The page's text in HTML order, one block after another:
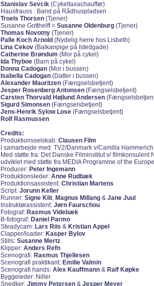
Stanislav Sevcik (Cykeltaxachauffør)
Hausfrauss : Band på Rådhuspladsen
Troels Thorsen (Tjener)
Susanne Gotthelff = Susanne Oldenburg (Tjener)
Thomas Novotny (Tjener)
Palle Koch Arnold (Nydelig herre hos Lisbeth)
Lina Cekov (Balkanpige på Istedgade)
Catherine Brøndum (Mor på cykel)
Ida Thyboe (Barn på cykel)
Donna Cadogan (Mor i bussen)
Isabella Cadogan (Datter i bussen)
Alexander Mauritzen (Fængselsbetjent)
Jesper Rosenberg Antonsen (Fængselsbetjent)
Carsten Thorvald Højlund Andersen
Sigurd Simonsen (Fængselsbetjent)
Jens-Henrik Sylow Lose (Fængselsbetjent)
Rolf Rasmussen
Credits:
Produktionsselskab: Clausen Film
I samarbejde med: TV2/Danmark v/Camilla Hammerich
Med støtte fra: Det Danske Filminstitut v/ filmkonsulent
udviklet med støtte fra MEDIA Programme of the
Producer: Peter Ingemann
Produktionsleder: Anne Rudbæk
Produktionsassistent: Christian Martens
Script: Jorunn Keller
Runner: Signe Klit, Magnus Millang & Jane Juul
Instruktørassistent: Jørn Faurschou
Fotograf: Rasmus Videbæk
B-fotograf: Daniel Parmo
Steadycam: Lars Riis & Kristian Appel
Clapper/loader: Kasper Bylov
Stills: Susanne Mertz
Klipper: Anders Refn
Scenografi: Rasmus Thjellesen
Scenografi praktikant: Emilie Valmin
Scenografi hands: Alex Kauffmann & Ralf Køpke
Byggeleder: Niller
Snedker: Jimmy Petersen & Jesper Meyer